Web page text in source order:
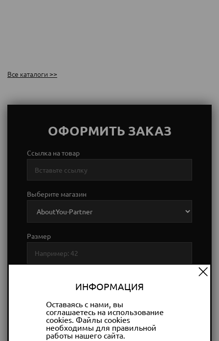
Все каталоги >>
ОФОРМИТЬ ЗАКАЗ
Ссылка на товар
Выберите магазин
Размер
Название товара
ИНФОРМАЦИЯ
Оставаясь с нами, вы
соглашаетесь на использование
cookies. Файлы cookies
необходимы для правильной
работы нашего сайта.